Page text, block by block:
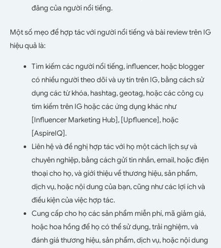
đăng của người nổi tiếng.
Một số mẹo để hợp tác với người nổi tiếng và bài review trên IG
hiệu quả là:
Tìm kiếm các người nổi tiếng, influencer, hoặc blogger
có nhiều người theo dõi và uy tín trên IG, bằng cách sử
dụng các từ khóa, hashtag, geotag, hoặc các công cụ
tìm kiếm trên IG hoặc các ứng dụng khác như
[Influencer Marketing Hub], [Upfluence], hoặc
[AspireIQ].
Liên hệ và đề nghị hợp tác với họ một cách lịch sự và
chuyên nghiệp, bằng cách gửi tin nhắn, email, hoặc điện
thoại cho họ, và giới thiệu về thương hiệu, sản phẩm,
dịch vụ, hoặc nội dung của bạn, cũng như các lợi ích và
điều kiện của việc hợp tác.
Cung cấp cho họ các sản phẩm miễn phí, mã giảm giá,
hoặc hoa hồng để họ có thể sử dụng, trải nghiệm, và
đánh giá thương hiệu, sản phẩm, dịch vụ, hoặc nội dung